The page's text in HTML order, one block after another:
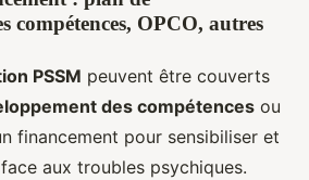
compétences, OPCO, autres
PSSM peuvent être couverts
des compétences ou
financement pour sensibiliser et
aux troubles psychiques.